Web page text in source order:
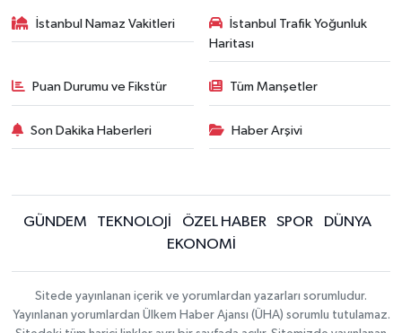
İstanbul Namaz Vakitleri
İstanbul Trafik Yoğunluk
Haritası
Puan Durumu ve Fikstür Tüm Manşetler
Son Dakika Haberleri Haber Arşivi
GÜNDEM TEKNOLOJİ ÖZEL HABER SPOR
DÜNYA
EKONOMİ
Sitede yayınlanan içerik ve yorumlardan yazarları sorumludur.
Yayınlanan yorumlardan Ülkem Haber Ajansı (ÜHA) sorumlu tutulamaz.